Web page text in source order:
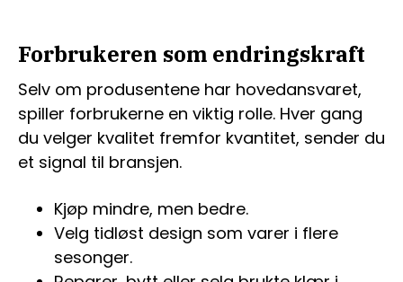
Forbrukeren som endringskraft
Selv om produsentene har hovedansvaret,
spiller forbrukerne en viktig rolle. Hver gang
du velger kvalitet fremfor kvantitet, sender du
et signal til bransjen.
Kjøp mindre, men bedre.
Velg tidløst design som varer i flere
sesonger.